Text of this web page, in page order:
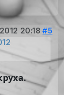
20:18 #5